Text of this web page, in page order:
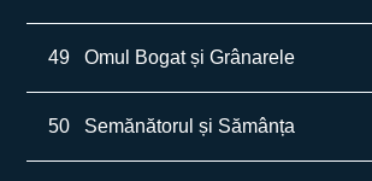
49 Omul Bogat și Grânarele
50 Semănătorul și Sămânța